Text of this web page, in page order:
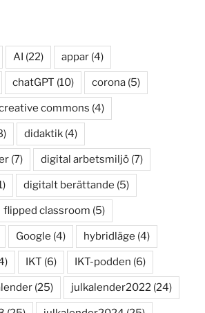
AI (22) appar (4)
chatGPT (10) corona (5)
commons (4)
didaktik (4)
(7) digital arbetsmiljö (7)
digitalt berättande (5)
flipped classroom (5)
Google (4) hybridläge (4)
IKT (6) IKT-podden (6)
(25) julkalender2022 (24)